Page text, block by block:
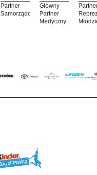
Partner
Samorządowy
Główny
Partner
Medyczny